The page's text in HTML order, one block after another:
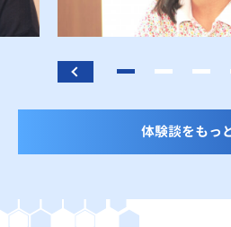
体験談をもっ